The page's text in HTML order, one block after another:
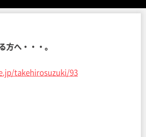
方へ・・・。
takehirosuzuki/93